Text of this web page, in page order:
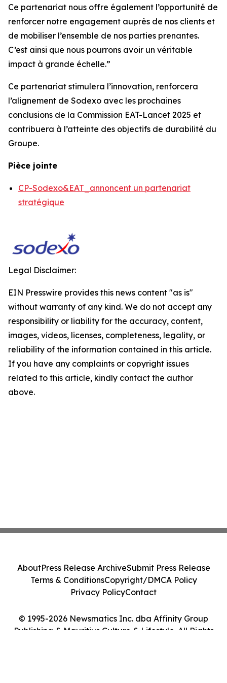
Ce partenariat nous offre également l’opportunité de
renforcer notre engagement auprès de nos clients et
de mobiliser l’ensemble de nos parties prenantes.
C’est ainsi que nous pourrons avoir un véritable
impact à grande échelle.”
Ce partenariat stimulera l’innovation, renforcera
l’alignement de Sodexo avec les prochaines
conclusions de la Commission EAT-Lancet 2025 et
contribuera à l’atteinte des objectifs de durabilité du
Groupe.
Pièce jointe
CP-Sodexo&EAT_annoncent un partenariat
stratégique
Legal Disclaimer:
EIN Presswire provides this news content "as is"
without warranty of any kind. We do not accept any
responsibility or liability for the accuracy, content,
images, videos, licenses, completeness, legality, or
reliability of the information contained in this article.
If you have any complaints or copyright issues
related to this article, kindly contact the author
above.
© 1995-2026 Newsmatics Inc. dba Affinity Group
Publishing & Mauritius Culture & Lifestyle. All Rights
AboutPress Release ArchiveSubmit Press Release
Terms & ConditionsCopyright/DMCA Policy
Privacy PolicyContact